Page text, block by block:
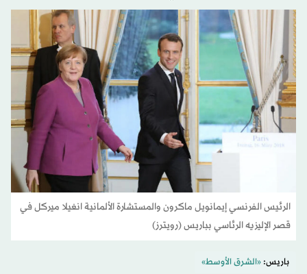
الرئيس الفرنسي إيمانويل ماكرون والمستشارة الألمانية انغيلا ميركل في
قصر الإليزيه الرئاسي بباريس (رويترز)
باريس:«الشرق الأوسط»